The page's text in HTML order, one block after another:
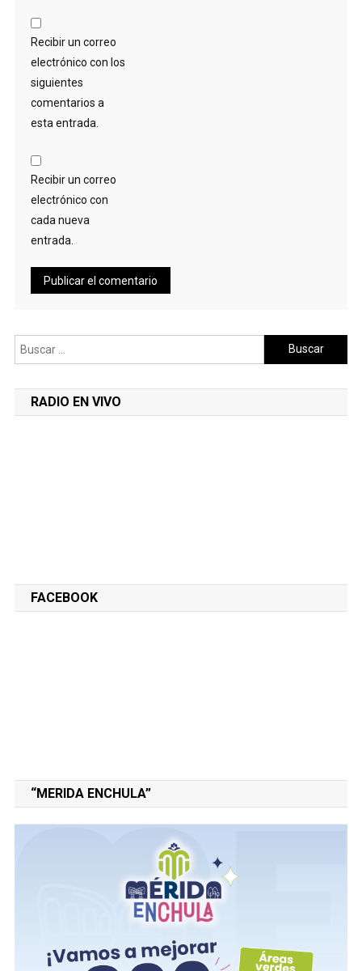
Recibir un correo
electrónico con los
siguientes
comentarios a
esta entrada.
Recibir un correo
electrónico con
cada nueva
entrada.
Buscar:
RADIO EN VIVO
FACEBOOK
“MERIDA ENCHULA”